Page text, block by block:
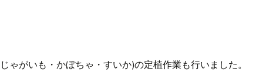
ゃがいも・かぼちゃ・すいか)の定植作業も行いました。